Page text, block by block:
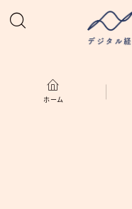
ホームホーム